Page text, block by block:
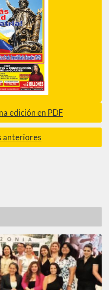
edición en PDF
anteriores